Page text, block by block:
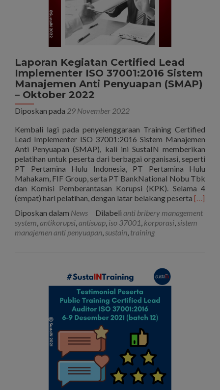
Laporan Kegiatan Certified Lead
Implementer ISO 37001:2016 Sistem
Manajemen Anti Penyuapan (SMAP)
– Oktober 2022
Diposkan pada 29 November 2022
Kembali lagi pada penyelenggaraan Training Certified
Lead Implementer ISO 37001:2016 Sistem Manajemen
Anti Penyuapan (SMAP), kali ini SustaIN memberikan
pelatihan untuk peserta dari berbagai organisasi, seperti
PT Pertamina Hulu Indonesia, PT Pertamina Hulu
Mahakam, FIF Group, serta PT BankNational Nobu Tbk
dan Komisi Pemberantasan Korupsi (KPK). Selama 4
(empat) hari pelatihan, dengan latar belakang peserta […]
Diposkan dalam News Dilabeli anti bribery management
system,antikorupsi,antisuap, iso 37001, korporasi,sistem
manajemen anti penyuapan,sustain, training